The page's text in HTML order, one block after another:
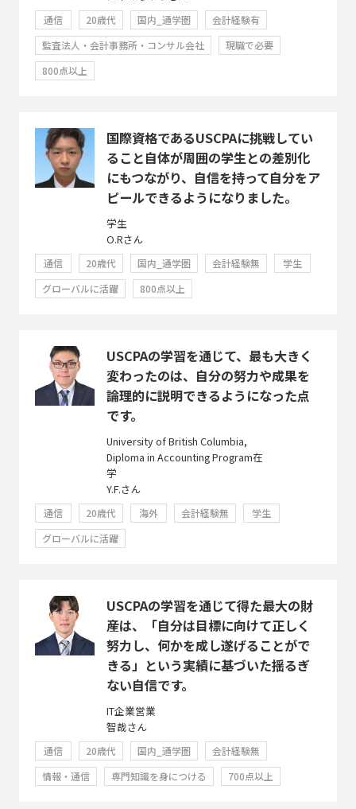
通信 20歳代 国内_通学圏
会計経験有
監査法人・会計事務所・コンサル会社
現職で必要
800点以上
国際資格であるUSCPAに挑戦してい
ること自体が周囲の学生との差別化
にもつながり、自信を持って自分をア
ピールできるようになりました。
学生
O.Rさん
通信 20歳代 国内_通学圏 会計経験無
学生
グローバルに活躍
800点以上
USCPAの学習を通じて、最も大きく
変わったのは、自分の努力や成果を
論理的に説明できるようになった点
です。
University of British Columbia,
Diploma in Accounting Program在
学
Y.F.さん
通信 20歳代 海外 会計経験無
学生
グローバルに活躍
USCPAの学習を通じて得た最大の財
産は、「自分は目標に向けて正しく
努力し、何かを成し遂げることがで
きる」という実績に基づいた揺るぎ
ない自信です。
IT企業営業
智哉さん
通信 20歳代 国内_通学圏
会計経験無
情報・通信
専門知識を身につける 700点以上